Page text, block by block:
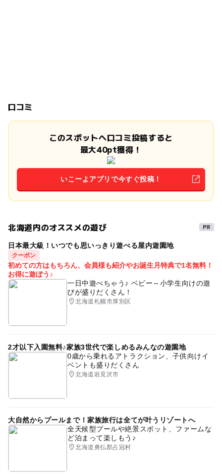
口コミ
このスポットへ口コミ投稿すると
最大40pt獲得！
いこーよアプリで今すぐ投稿！
北海道内のオススメの遊び
日本最大級！いつでも思いっきり遊べる屋内遊園地
クーポン
初めての方はもちろん、会員様も紹介やお誕生月特典で1名無料！
お得に遊ぼう♪
一日中遊べちゃう♪ ベビー～小学生向けの遊
びが盛りだくさん！
北海道札幌市厚別区
2才以下入園無料♪家族3世代で楽しめるみんなの遊園地
0歳から乗れるアトラクション、子供向けイ
ベントも盛りだくさん
北海道岩見沢市
大自然からプールまで！家族旅行は全てが叶うリゾートへ
全天候型プールや絶景スポット、ファームな
ど泊まって楽しもう♪
北海道勇払郡占冠村